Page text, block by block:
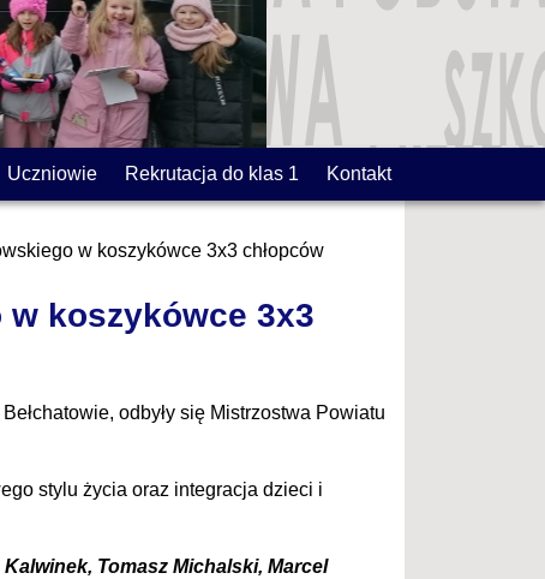
Uczniowie Rekrutacja do klas 1 Kontakt
w koszykówce 3x3 chłopców
w koszykówce 3x3
odbyły się Mistrzostwa Powiatu
stylu życia oraz integracja dzieci i
Tomasz Michalski, Marcel